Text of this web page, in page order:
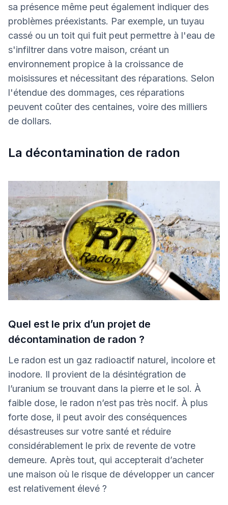
sa présence même peut également indiquer des
problèmes préexistants. Par exemple, un tuyau
cassé ou un toit qui fuit peut permettre à l'eau de
s'infiltrer dans votre maison, créant un
environnement propice à la croissance de
moisissures et nécessitant des réparations. Selon
l'étendue des dommages, ces réparations
peuvent coûter des centaines, voire des milliers
de dollars.
La décontamination de radon
Quel est le prix d’un projet de
décontamination de radon ?
Le radon est un gaz radioactif naturel, incolore et
inodore. Il provient de la désintégration de
l’uranium se trouvant dans la pierre et le sol. À
faible dose, le radon n’est pas très nocif. À plus
forte dose, il peut avoir des conséquences
désastreuses sur votre santé et réduire
considérablement le prix de revente de votre
demeure. Après tout, qui accepterait d’acheter
une maison où le risque de développer un cancer
est relativement élevé ?